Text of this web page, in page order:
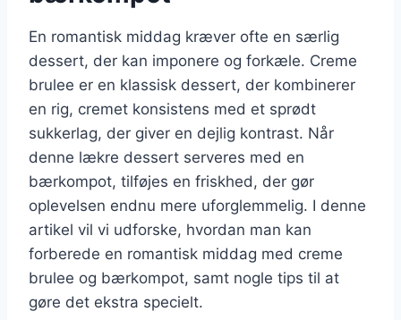
En romantisk middag kræver ofte en særlig
dessert, der kan imponere og forkæle. Creme
brulee er en klassisk dessert, der kombinerer
en rig, cremet konsistens med et sprødt
sukkerlag, der giver en dejlig kontrast. Når
denne lækre dessert serveres med en
bærkompot, tilføjes en friskhed, der gør
oplevelsen endnu mere uforglemmelig. I denne
artikel vil vi udforske, hvordan man kan
forberede en romantisk middag med creme
brulee og bærkompot, samt nogle tips til at
gøre det ekstra specielt.